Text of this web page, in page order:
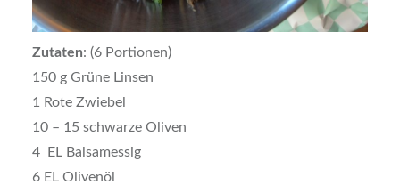
Zutaten: (6 Portionen)
150 g Grüne Linsen
1 Rote Zwiebel
10 – 15 schwarze Oliven
4 EL Balsamessig
6 EL Olivenöl